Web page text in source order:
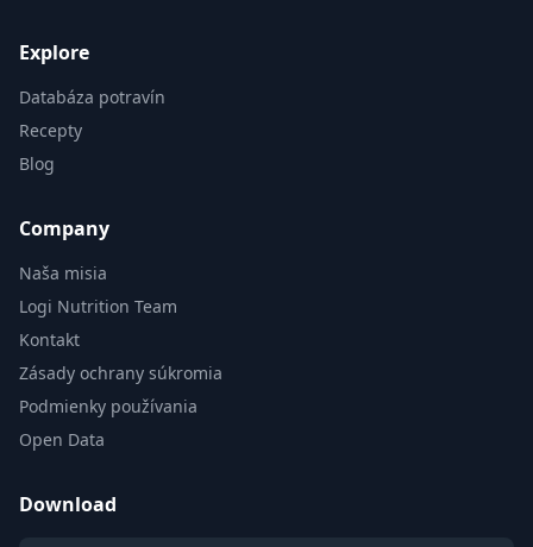
Explore
Databáza potravín
Recepty
Blog
Company
Naša misia
Logi Nutrition Team
Kontakt
Zásady ochrany súkromia
Podmienky používania
Open Data
Download